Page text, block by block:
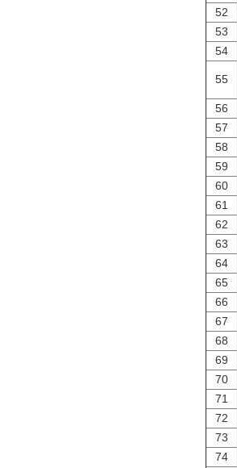
52
53
54
55
56
57
58
59
60
61
62
63
64
65
66
67
68
69
70
71
72
73
74